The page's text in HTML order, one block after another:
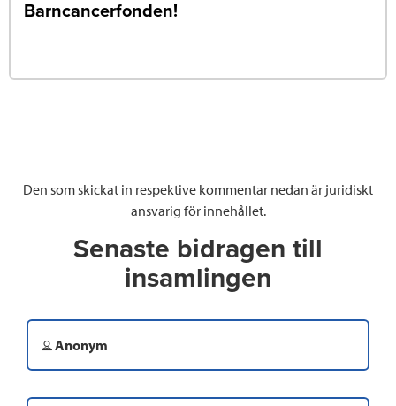
Barncancerfonden!
Den som skickat in respektive kommentar nedan är juridiskt
ansvarig för innehållet.
Senaste bidragen till
insamlingen
Anonym